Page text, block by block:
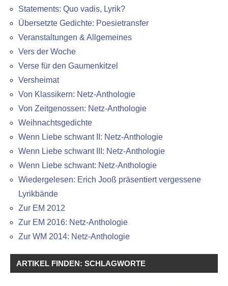
Statements: Quo vadis, Lyrik?
Übersetzte Gedichte: Poesietransfer
Veranstaltungen & Allgemeines
Vers der Woche
Verse für den Gaumenkitzel
Versheimat
Von Klassikern: Netz-Anthologie
Von Zeitgenossen: Netz-Anthologie
Weihnachtsgedichte
Wenn Liebe schwant II: Netz-Anthologie
Wenn Liebe schwant III: Netz-Anthologie
Wenn Liebe schwant: Netz-Anthologie
Wiedergelesen: Erich Jooß präsentiert vergessene
Lyrikbände
Zur EM 2012
Zur EM 2016: Netz-Anthologie
Zur WM 2014: Netz-Anthologie
ARTIKEL FINDEN: SCHLAGWORTE